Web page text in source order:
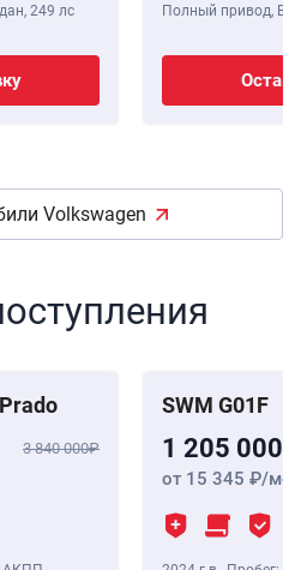
249 лс
Полный привод,
Volkswagen
3 840 000
SWM G01F
1 205 000
от 15 345 /мес